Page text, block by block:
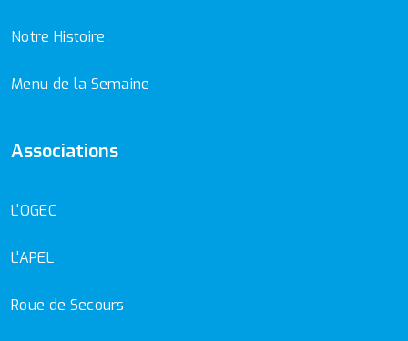
Notre Histoire
Menu de la Semaine
Associations
L'OGEC
L'APEL
Roue de Secours